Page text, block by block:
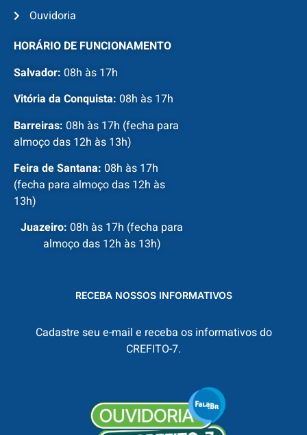
Ouvidoria
HORÁRIO DE FUNCIONAMENTO
Salvador: 08h às 17h
Vitória da Conquista: 08h às 17h
Barreiras: 08h às 17h (fecha para
almoço das 12h às 13h)
Feira de Santana: 08h às 17h
(fecha para almoço das 12h às
13h)
Juazeiro: 08h às 17h (fecha para
almoço das 12h às 13h)
RECEBA NOSSOS INFORMATIVOS
Cadastre seu e-mail e receba os informativos do
CREFITO-7.